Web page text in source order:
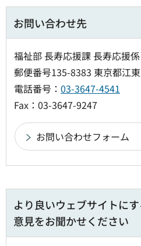
お問い合わせ先
福祉部 長寿応援課 長寿応援
郵便番号135-8383 東京都江
電話番号： 03-3647-4541
Fax：03-3647-9247
より良いウェブサイトに
意見をお聞かせください